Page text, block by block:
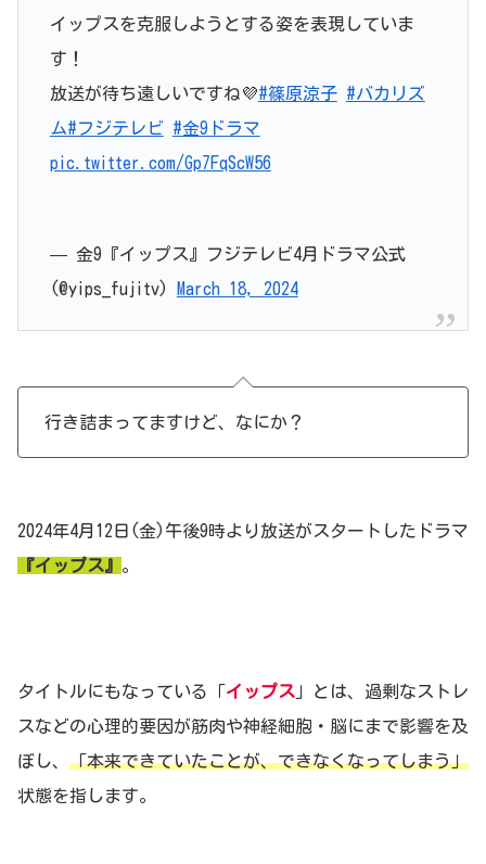
イップスを克服しようとする姿を表現していま
す！
放送が待ち遠しいですね💜#篠原涼子 #バカリズ
ム#フジテレビ
#金9ドラマ
pic.twitter.com/Gp7FqScW56
— 金9『イップス』フジテレビ4月ドラマ公式
(@yips_fujitv)
March 18, 2024
行き詰まってますけど、なにか？
2024年4月12日(金)午後9時より放送がスタートしたドラマ
『イップス』 。
タイトルにもなっている「イップス 」とは、過剰なストレ
スなどの心理的要因が筋肉や神経細胞・脳にまで影響を及
ぼし、 「本来できていたことが、できなくなってしまう」
状態を指します。